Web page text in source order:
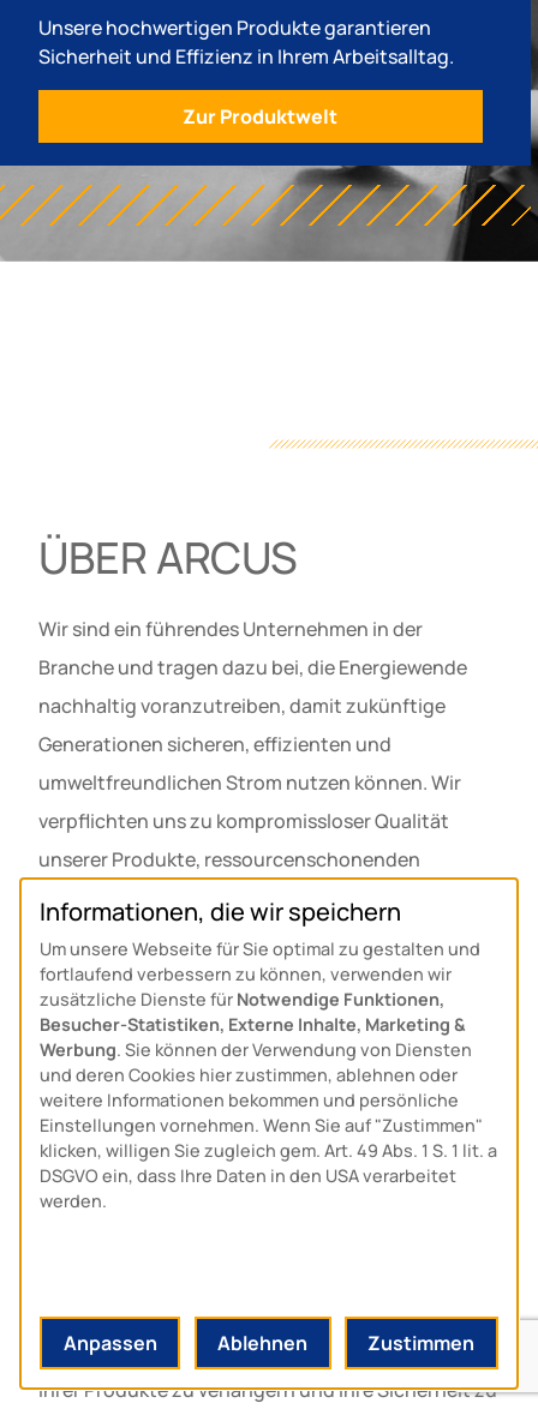
Unsere hochwertigen Produkte garantieren
Sicherheit und Effizienz in Ihrem Arbeitsalltag.
Zur Produktwelt
ÜBER ARCUS
Wir sind ein führendes Unternehmen in der
Branche und tragen dazu bei, die Energiewende
nachhaltig voranzutreiben, damit zukünftige
Generationen sicheren, effizienten und
umweltfreundlichen Strom nutzen können. Wir
verpflichten uns zu kompromissloser Qualität
unserer Produkte, ressourcenschonenden
Prozessen und dem Einsatz hochwertiger,
möglichst lokaler Rohstoffe. Unser Ansatz ist
vorausschauend und innovativ.
Mehr über ARCUS
erfahren
SERVICES
Schulungen, Reparaturen und
Wiederholungsprüfungen an, um die Lebensdauer
Ihrer Produkte zu verlängern und Ihre Sicherheit zu
Informationen, die wir speichern
Um unsere Webseite für Sie optimal zu gestalten und
fortlaufend verbessern zu können, verwenden wir
zusätzliche Dienste für Notwendige Funktionen,
Besucher-Statistiken, Externe Inhalte, Marketing &
Werbung. Sie können der Verwendung von Diensten
und deren Cookies hier zustimmen, ablehnen oder
weitere Informationen bekommen und persönliche
Einstellungen vornehmen. Wenn Sie auf "Zustimmen"
klicken, willigen Sie zugleich gem. Art. 49 Abs. 1 S. 1 lit. a
DSGVO ein, dass Ihre Daten in den USA verarbeitet
werden.
Anpassen Ablehnen Zustimmen